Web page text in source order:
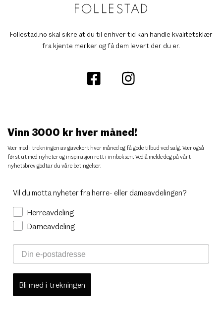
Follestad.no skal sikre at du til enhver tid kan handle kvalitetsklær
fra kjente merker og få dem levert der du er.
Vinn 3000 kr hver måned!
Vær med i trekningen av gavekort hver måned og få gode tilbud ved salg. Vær også
først ut med nyheter og inspirasjon rett i innboksen. Ved å melde deg på vårt
nyhetsbrev godtar du våre betingelser.
Vil du motta nyheter fra herre- eller dameavdelingen?
Herreavdeling
Dameavdeling
Bli med i trekningen